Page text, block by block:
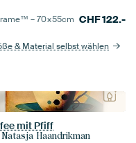
–70×55cm CHF122.-
& Material selbst wählen
mit Pfiff
Natasja Haandrikman